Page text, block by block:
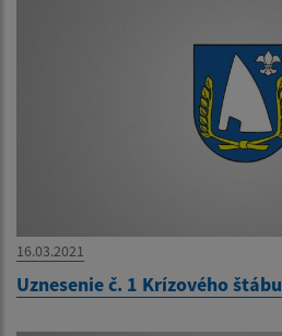
16.03.2021
Uznesenie č. 1 Krízového štábu